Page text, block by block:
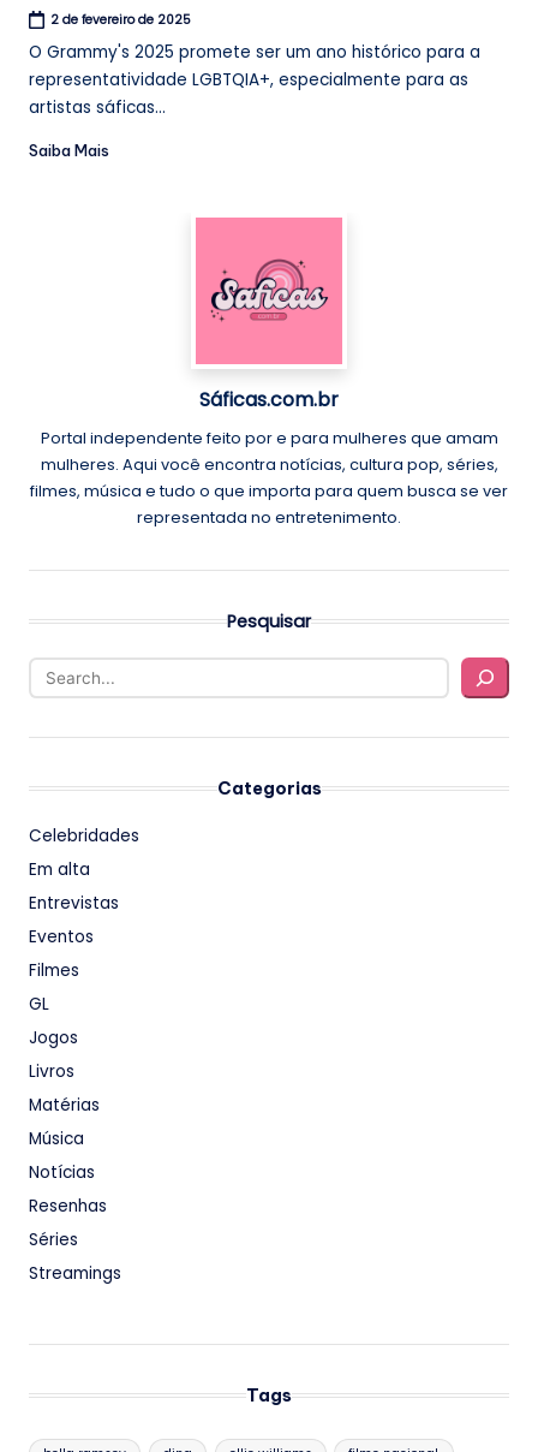
2 de fevereiro de 2025
O Grammy's 2025 promete ser um ano histórico para a
representatividade LGBTQIA+, especialmente para as
artistas sáficas...
Saiba Mais
Sáficas.com.br
Portal independente feito por e para mulheres que amam
mulheres. Aqui você encontra notícias, cultura pop, séries,
filmes, música e tudo o que importa para quem busca se ver
representada no entretenimento.
Pesquisar
Categorias
Celebridades
Em alta
Entrevistas
Eventos
Filmes
GL
Jogos
Livros
Matérias
Música
Notícias
Resenhas
Séries
Streamings
Tags